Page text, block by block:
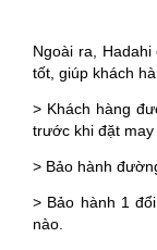
Ngoài ra,
tốt, giúp khách
> Khách hàng
trước khi đặt
> Bảo hành
> Bảo hành 1
nào.